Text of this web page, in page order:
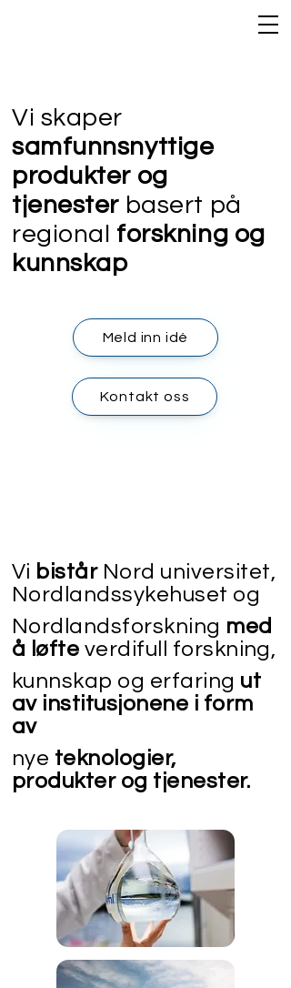
Vi skaper
samfunnsnyttige
produkter og
tjenester basert på
regional forskning og
kunnskap
Meld inn idé
Kontakt oss
Vi bistår Nord universitet,
Nordlandssykehuset og
Nordlandsforskning med
å løfte verdifull forskning,
kunnskap og erfaring ut
av institusjonene i form
av
nye teknologier,
produkter og tjenester.